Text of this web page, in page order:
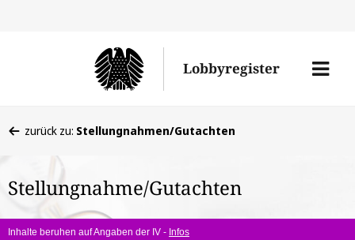
Lobbyregister
Menü
befinden
hier:
zurück zu: Stellungnahmen/Gutachten
Stellungnahme/Gutachten
Inhalte beruhen auf Angaben der IV - Infos